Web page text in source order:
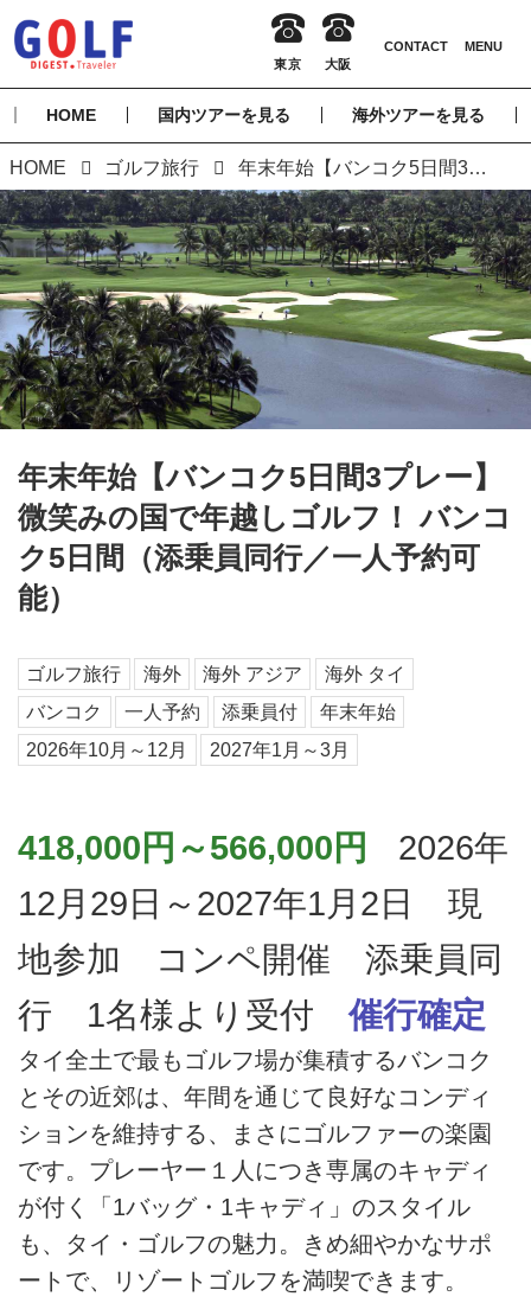
HOME 国内ツアーを見る 海外ツアーを見る
HOME ゴルフ旅行 年末年始【バンコク5日間3プレー】微笑みの国で年越しゴルフ！ バンコク5日間（添乗員同行／一人予約可能）
年末年始【バンコク5日間3プレー】
微笑みの国で年越しゴルフ！ バンコ
ク5日間（添乗員同行／一人予約可
能）
ゴルフ旅行 海外 海外 アジア
海外 タイ
バンコク
一人予約 添乗員付
年末年始
2026年10月～12月
2027年1月～3月
418,000円～566,000円
2026年
12月29日～2027年1月2日 現
地参加 コンペ開催 添乗員同
行 1名様より受付催行確定
タイ全土で最もゴルフ場が集積するバンコク
とその近郊は、年間を通じて良好なコンディ
ションを維持する、まさにゴルファーの楽園
です。プレーヤー１人につき専属のキャディ
が付く「1バッグ・1キャディ」のスタイル
も、タイ・ゴルフの魅力。きめ細やかなサポ
ートで、リゾートゴルフを満喫できます。